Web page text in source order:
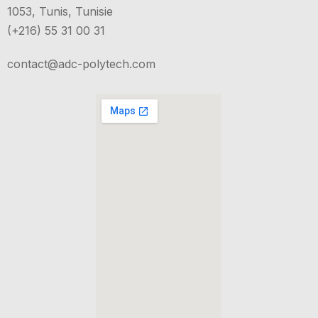
1053, Tunis, Tunisie
(+216) 55 31 00 31
contact@adc-polytech.com